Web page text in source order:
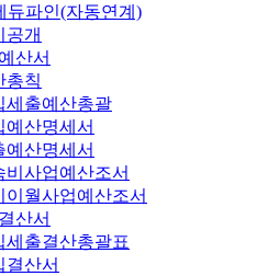
듀파인(자동연계)
공개
산서
총칙
세출예산총괄
예산명세서
예산명세서
비사업예산조서
이월사업예산조서
산서
세출결산총괄표
결산서